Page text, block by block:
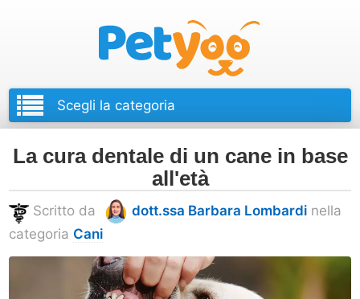
La cura dentale di un cane in base
all'età
Scritto da dott.ssa Barbara Lombardi nella
categoria Cani